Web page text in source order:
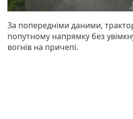
За попередніми даними,
попутному напрямку без
вогнів на причепі.